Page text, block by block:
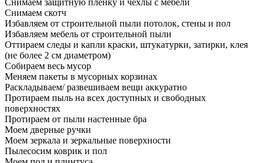
Снимаем защитную пленку и чехлы с мебели
Снимаем скотч
Избавляем от строительной пыли потолок, стены и пол
Избавляем мебель от строительной пыли
Оттираем следы и капли краски, штукатурки, затирки, клея
(не более 2 см диаметром)
Собираем весь мусор
Меняем пакеты в мусорных корзинах
Раскладываем/ развешиваем вещи аккуратно
Протираем пыль на всех доступных и свободных
поверхностях
Протираем от пыли настенные бра
Моем дверные ручки
Моем зеркала и зеркальные поверхности
Пылесосим коврик и пол